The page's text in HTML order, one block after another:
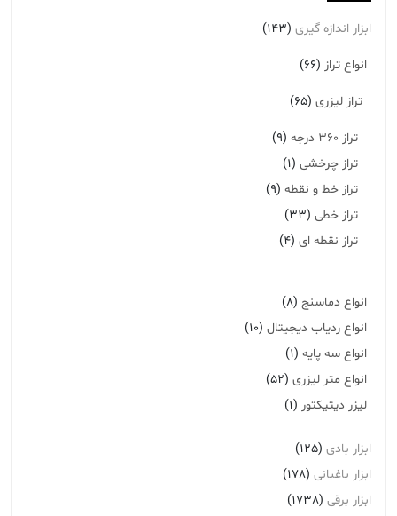
ابزار اندازه گیری (143)
انواع تراز (66)
تراز لیزری (65)
تراز 360 درجه
(9)
تراز چرخشی (1)
تراز خط و نقطه (9)
تراز خطی (33)
تراز نقطه ای (4)
انواع دماسنج (8)
انواع ردیاب دیجیتال (10)
انواع سه پایه (1)
انواع متر لیزری (52)
لیزر دیتیکتور (1)
ابزار بادی (125)
ابزار باغبانی (178)
ابزار برقی (1738)